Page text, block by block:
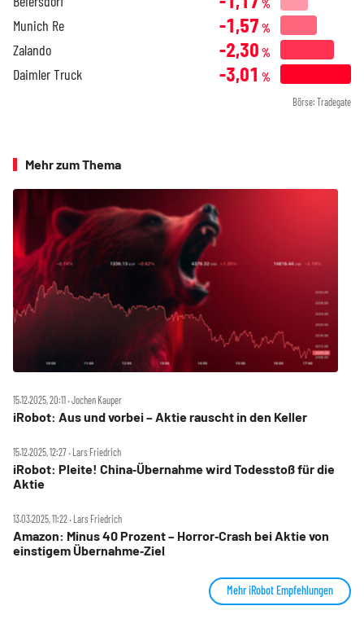
%
Munich Re -1,57 %
Zalando -2,30 %
Daimler Truck -3,01 %
Börse: Tradegate
Mehr zum Thema
15.12.2025, 20:11 ‧ Jochen Kauper
iRobot: Aus und vorbei – Aktie rauscht in den Keller
15.12.2025, 12:27 ‧ Lars Friedrich
iRobot: Pleite! China‑Übernahme wird Todesstoß für die
Aktie
13.03.2025, 11:22 ‧ Lars Friedrich
Amazon: Minus 40 Prozent – Horror‑Crash bei Aktie von
einstigem Übernahme‑Ziel
Mehr iRobot Empfehlungen